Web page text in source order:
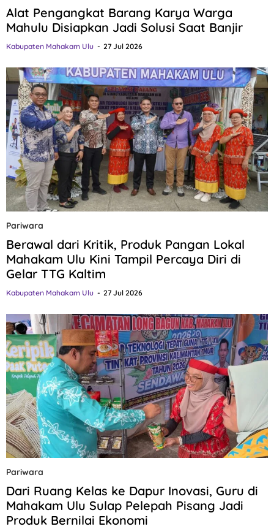
Alat Pengangkat Barang Karya Warga
Mahulu Disiapkan Jadi Solusi Saat Banjir
Kabupaten Mahakam Ulu 27 Jul 2026
Pariwara
Berawal dari Kritik, Produk Pangan Lokal
Mahakam Ulu Kini Tampil Percaya Diri di
Gelar TTG Kaltim
Kabupaten Mahakam Ulu 27 Jul 2026
Pariwara
Dari Ruang Kelas ke Dapur Inovasi, Guru di
Mahakam Ulu Sulap Pelepah Pisang Jadi
Produk Bernilai Ekonomi